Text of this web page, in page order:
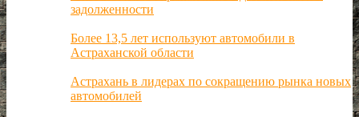
задолженности
Более 13,5 лет используют автомобили в
Астраханской области
Астрахань в лидерах по сокращению рынка новых
автомобилей